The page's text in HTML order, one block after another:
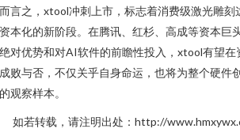
言之，xtool冲刺上市，标志着消费级激光雕刻
本化的新阶段。在腾讯、红杉、高成等资本巨
对优势和对AI软件的前瞻性投入，xtool有望在
败与否，不仅关乎自身命运，也将为整个硬件
观察样本。
如若转载，请注明出处：http://